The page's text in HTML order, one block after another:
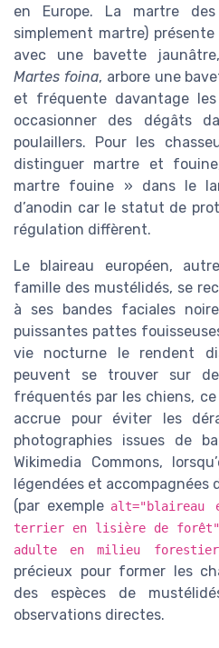
en Europe. La martre
simplement martre)
avec une bavette
Martes foina, arbore une
et fréquente davantage
occasionner des dégâts
poulaillers. Pour les
distinguer martre et
martre fouine » dans le
d’anodin car le statut de
régulation diffèrent.
Le blaireau européen,
famille des mustélidés, se
à ses bandes faciales
puissantes pattes
vie nocturne le rendent
peuvent se trouver sur
fréquentés par les chiens,
accrue pour éviter les
photographies issues de
Wikimedia Commons,
légendées et accompagnées
(par exemple alt="blaireau
terrier en lisière de forêt"
adulte en milieu
précieux pour former les
des espèces de
observations directes.